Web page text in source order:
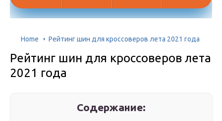
Home Рейтинг шин для кроссоверов лета 2021 года
Рейтинг шин для кроссоверов лета
2021 года
Содержание: